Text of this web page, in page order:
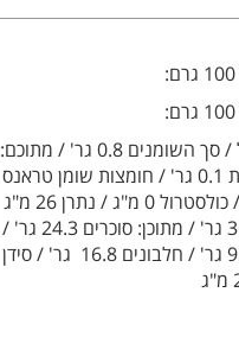
אנרגיה 345 קק"ל / סך השומנים 0.8 גר' / מתוכם:
חומצות שומן רוויות 0.1 גר' / חומצות שומן טראנס
- פחות מ 0.5 גר' / כולסטרול 0 מ"ג / נתרן 26 מ"ג
/ סך הפחמימות 31 גר' / מתוכן: סוכרים 24.3 גר' /
סיבים תזונתיים 9.9 גר' / חלבונים 16.8 גר' / סידן